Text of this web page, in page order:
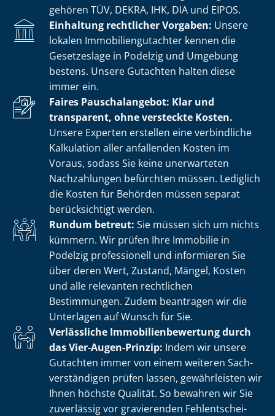
gehören TÜV, DEKRA, IHK, DIA und EIPOS.
Einhaltung rechtlicher Vorgaben: Unsere
lokalen Im­mo­bi­li­en­gut­ach­ter kennen die
Gesetzeslage in Podelzig und Umgebung
bestens. Unsere Gutachten halten diese
immer ein.
Faires Pauschalangebot: Klar und
transparent, ohne versteckte Kosten.
Unsere Experten erstellen eine verbindliche
Kalkulation aller anfallenden Kosten im
Voraus, sodass Sie keine unerwarteten
Nachzahlungen befürchten müssen. Lediglich
die Kosten für Behörden müssen separat
berücksichtigt werden.
Rundum betreut: Sie müssen sich um nichts
kümmern. Wir prüfen Ihre Immobilie in
Podelzig professionell und informieren Sie
über deren Wert, Zustand, Mängel, Kosten
und alle relevanten rechtlichen
Bestimmungen. Zudem beantragen wir die
Unterlagen auf Wunsch für Sie.
Verlässliche Im­mo­bi­li­en­be­wer­tung durch
das Vier-Augen-Prinzip: Indem wir unsere
Gutachten immer von einem weiteren Sach­
ver­stän­di­gen prüfen lassen, gewährleisten wir
Ihnen höchste Qualität. So bewahren wir Sie
zuverlässig vor gravierenden Fehl­ent­schei­